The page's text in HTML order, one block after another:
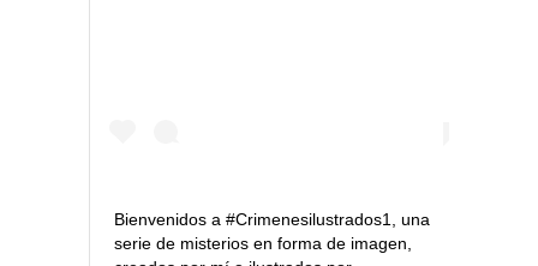
Bienvenidos a #Crimenesilustrados1, una
serie de misterios en forma de imagen,